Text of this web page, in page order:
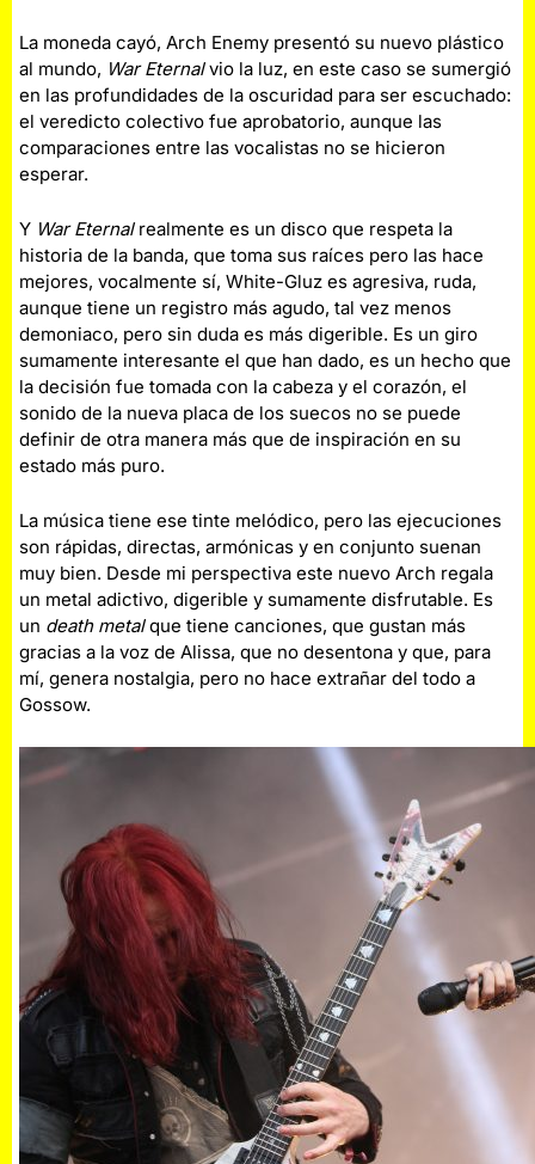
La moneda cayó, Arch Enemy presentó su nuevo plástico
al mundo, War Eternalvio la luz, en este caso se sumergió
en las profundidades de la oscuridad para ser escuchado:
el veredicto colectivo fue aprobatorio, aunque las
comparaciones entre las vocalistas no se hicieron
esperar.
Y War Eternalrealmente es un disco que respeta la
historia de la banda, que toma sus raíces pero las hace
mejores, vocalmente sí, White-Gluz es agresiva, ruda,
aunque tiene un registro más agudo, tal vez menos
demoniaco, pero sin duda es más digerible. Es un giro
sumamente interesante el que han dado, es un hecho que
la decisión fue tomada con la cabeza y el corazón, el
sonido de la nueva placa de los suecos no se puede
definir de otra manera más que de inspiración en su
estado más puro.
La música tiene ese tinte melódico, pero las ejecuciones
son rápidas, directas, armónicas y en conjunto suenan
muy bien. Desde mi perspectiva este nuevo Arch regala
un metal adictivo, digerible y sumamente disfrutable. Es
un death metalque tiene canciones, que gustan más
gracias a la voz de Alissa, que no desentona y que, para
mí, genera nostalgia, pero no hace extrañar del todo a
Gossow.